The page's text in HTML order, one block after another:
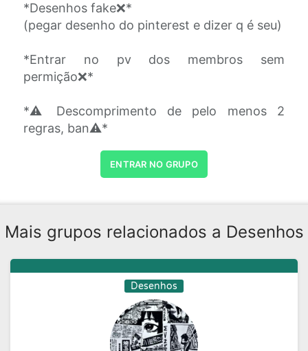
*Desenhos fake❌*
(pegar desenho do pinterest e dizer q é seu)
*Entrar no pv dos membros sem
permição❌*
*⚠️Descomprimento de pelo menos 2
regras, ban⚠️*
ENTRAR NO GRUPO
Mais grupos relacionados a Desenhos
Desenhos